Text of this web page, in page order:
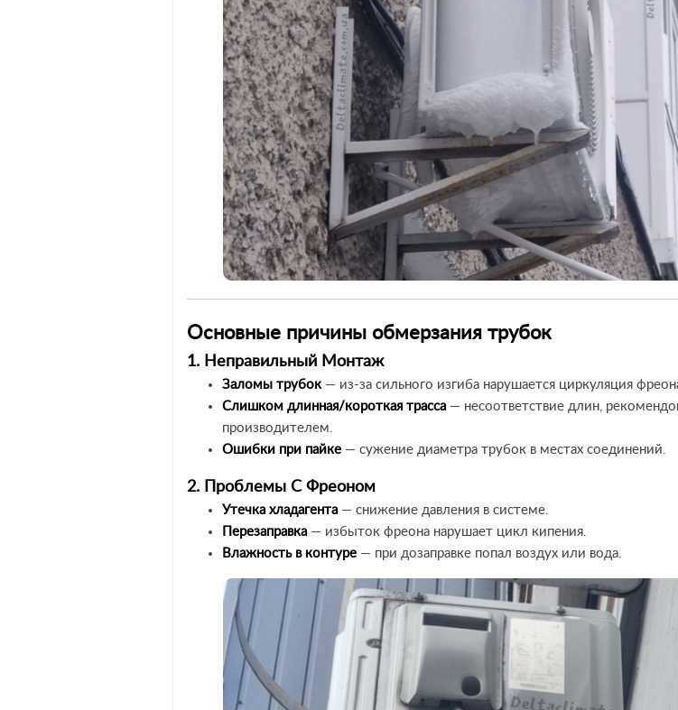
Основные причины обмерзания трубок
1. Неправильный Монтаж
Заломы трубок — из-за сильного изгиба нарушается циркуляция
Слишком длинная/короткая трасса— несоответствие длин,
производителем.
Ошибки при пайке — сужение диаметра трубок в местах соединений.
2. Проблемы С Фреоном
Утечка хладагента— снижение давления в системе.
Перезаправка— избыток фреона нарушает цикл кипения.
Влажность в контуре — при дозаправке попал воздух или вода.